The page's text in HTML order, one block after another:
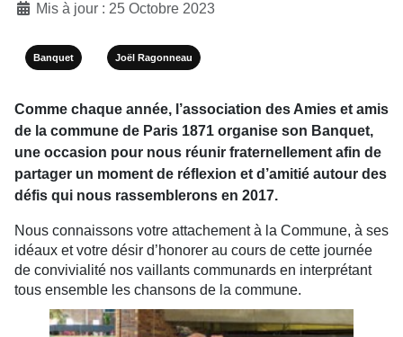
Mis à jour : 25 Octobre 2023
Banquet Joël Ragonneau
Comme chaque année, l’association des Amies et amis
de la commune de Paris 1871 organise son Banquet,
une occasion pour nous réunir fraternellement afin de
partager un moment de réflexion et d’amitié autour des
défis qui nous rassemblerons en 2017.
Nous connaissons votre attachement à la Commune, à ses
idéaux et votre désir d’honorer au cours de cette journée
de convivialité nos vaillants communards en interprétant
tous ensemble les chansons de la commune.